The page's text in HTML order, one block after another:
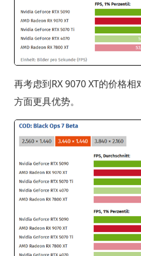
再考虑到RX 9070 XT的价格
方面更具优势。